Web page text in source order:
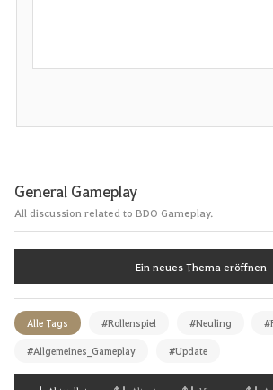
b
General Gameplay
All discussion related to BDO Gameplay.
Ein neues Thema eröffnen
Alle Tags #Rollenspiel #Neuling
#Allgemeines_Gameplay #Update